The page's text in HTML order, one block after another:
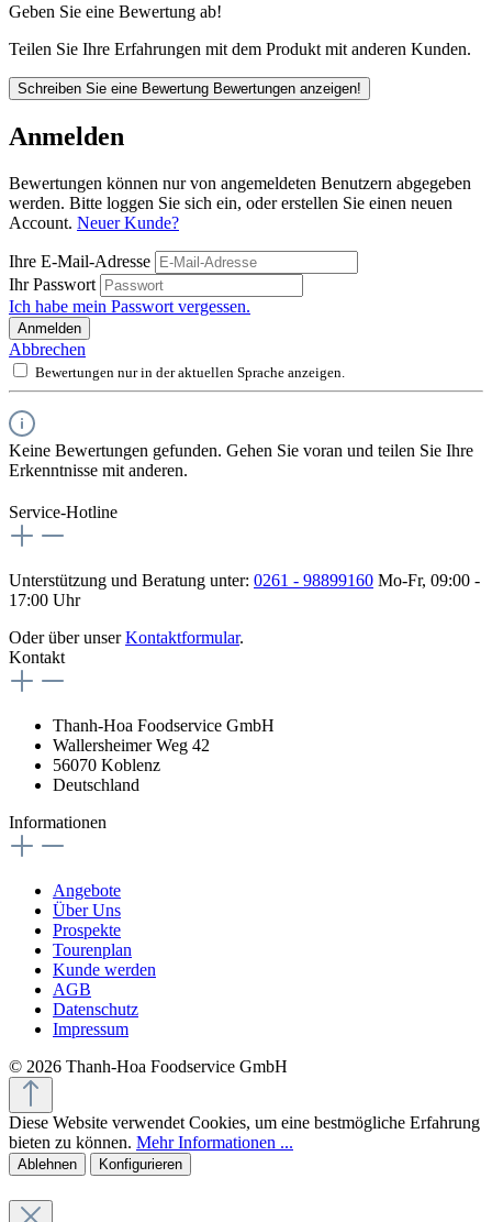
Geben Sie eine Bewertung ab!
Teilen Sie Ihre Erfahrungen mit dem Produkt mit anderen Kunden.
Schreiben Sie eine Bewertung Bewertungen anzeigen!
Anmelden
Bewertungen können nur von angemeldeten Benutzern abgegeben
werden. Bitte loggen Sie sich ein, oder erstellen Sie einen neuen
Account. Neuer Kunde?
Ihre E-Mail-Adresse
Ihr Passwort
Ich habe mein Passwort vergessen.
Anmelden
Abbrechen
Bewertungen nur in der aktuellen Sprache anzeigen.
Keine Bewertungen gefunden. Gehen Sie voran und teilen Sie Ihre
Erkenntnisse mit anderen.
Service-Hotline
Unterstützung und Beratung unter: 0261 - 98899160 Mo-Fr, 09:00 -
17:00 Uhr
Oder über unserKontaktformular.
Kontakt
Thanh-Hoa Foodservice GmbH
Wallersheimer Weg 42
56070 Koblenz
Deutschland
Informationen
Angebote
Über Uns
Prospekte
Tourenplan
Kunde werden
AGB
Datenschutz
Impressum
© 2026 Thanh-Hoa Foodservice GmbH
Diese Website verwendet Cookies, um eine bestmögliche Erfahrung
bieten zu können. Mehr Informationen ...
Ablehnen Konfigurieren